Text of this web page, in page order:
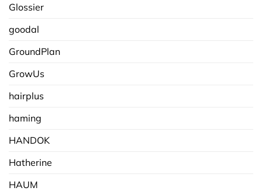
Glossier
goodal
GroundPlan
GrowUs
hairplus
haming
HANDOK
Hatherine
HAUM